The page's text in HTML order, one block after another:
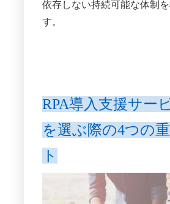
依存しない持続可能な体制
す。
RPA導入支援サー
を選ぶ際の4つの
ト